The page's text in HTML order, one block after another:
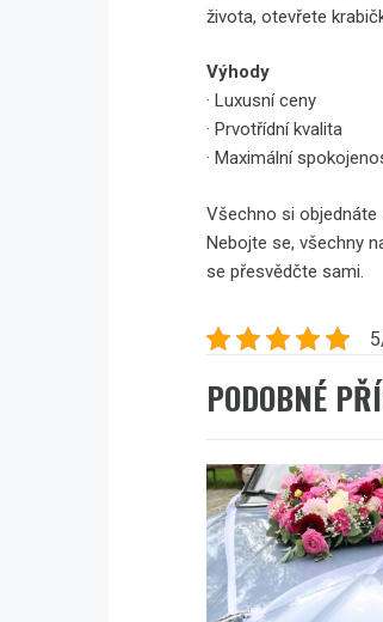
života, otevřete
Výhody
· Luxusní ceny
· Prvotřídní kvalita
· Maximální
Všechno si objednáte
Nebojte se, všechny
se přesvědčte sami.
PODOBNÉ